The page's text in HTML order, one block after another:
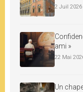
2 Juil 2026
ami »
22 Mai
Un